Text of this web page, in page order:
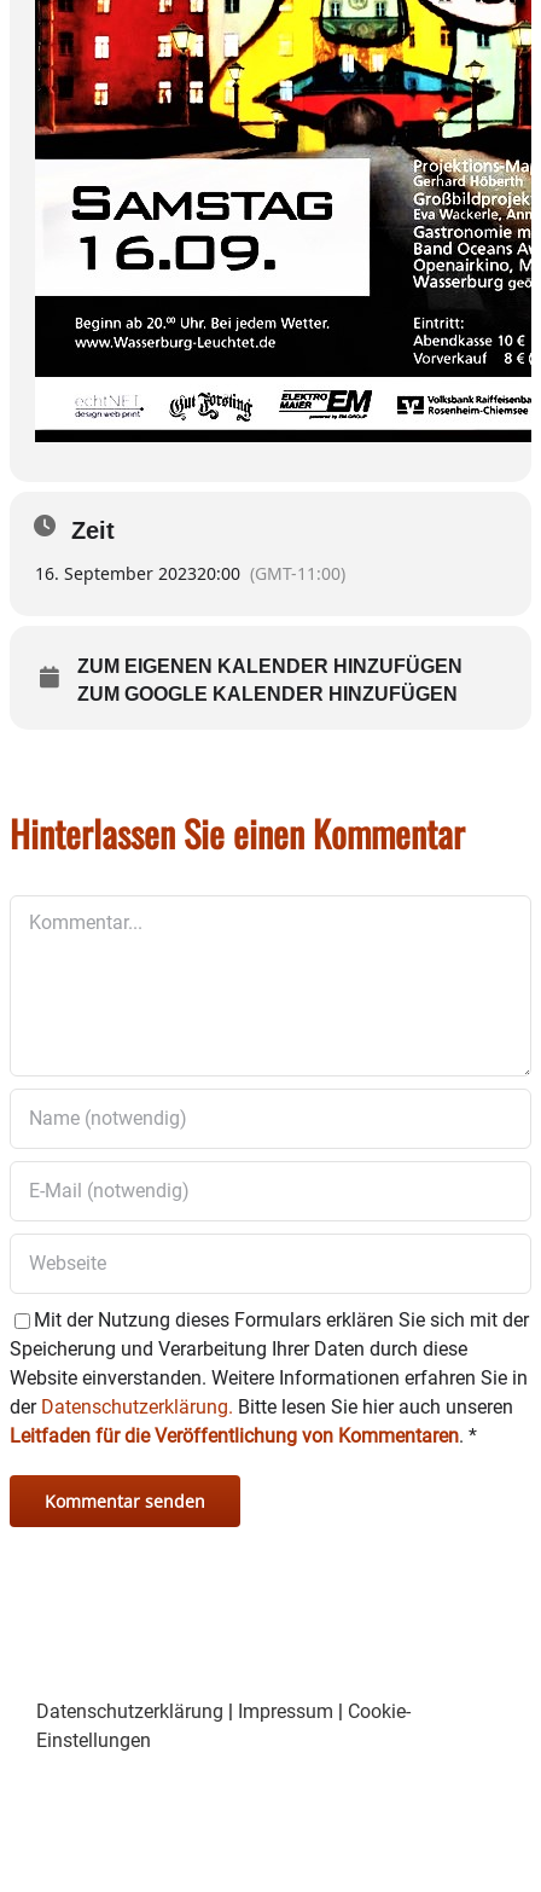
Zeit
16. September 202320:00 (GMT-11:00)
ZUM EIGENEN KALENDER HINZUFÜGEN
ZUM GOOGLE KALENDER HINZUFÜGEN
Hinterlassen Sie einen Kommentar
Mit der Nutzung dieses Formulars erklären Sie sich mit der
Speicherung und Verarbeitung Ihrer Daten durch diese
Website einverstanden. Weitere Informationen erfahren Sie in
der Datenschutzerklärung. Bitte lesen Sie hier auch unseren
Leitfaden für die Veröffentlichung von Kommentaren. *
Datenschutzerklärung | Impressum | Cookie-
Einstellungen